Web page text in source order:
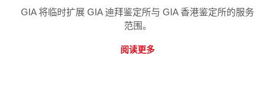
GIA 将临时扩展 GIA 迪拜鉴定所与 GIA 香港鉴定所的服务
范围。
阅读更多